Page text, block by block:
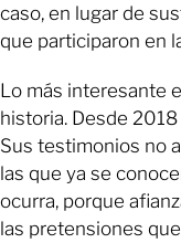
caso, en lugar de
que participaron en
Lo más interesante
historia. Desde
Sus testimonios no
las que ya se
ocurra, porque
las pretensiones